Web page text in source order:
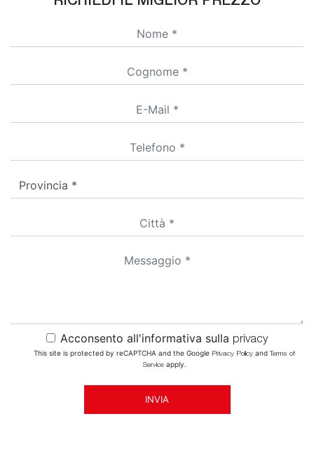
Acconsento all'informativa sulla privacy
This site is protected by reCAPTCHA and the Google Privacy Policyand Terms of
Serviceapply.
INVIA